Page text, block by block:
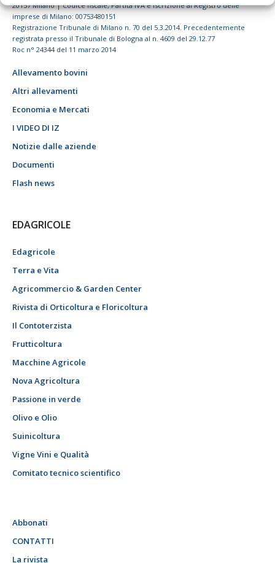
20157 Milano | Codice fiscale, Partita IVA e Iscrizione al Registro delle
imprese di Milano: 00753480151
Registrazione Tribunale di Milano n. 70 del 5.3.2014. Precedentemente
registrata presso il Tribunale di Bologna al n. 4609 del 29.12.77
Roc n° 24344 del 11 marzo 2014
Allevamento bovini
Altri allevamenti
Economia e Mercati
I VIDEO DI IZ
Notizie dalle aziende
Documenti
Flash news
EDAGRICOLE
Edagricole
Terra e Vita
Agricommercio & Garden Center
Rivista di Orticoltura e Floricoltura
Il Contoterzista
Frutticoltura
Macchine Agricole
Nova Agricoltura
Passione in verde
Olivo e Olio
Suinicoltura
Vigne Vini e Qualità
Comitato tecnico scientifico
Abbonati
CONTATTI
La rivista